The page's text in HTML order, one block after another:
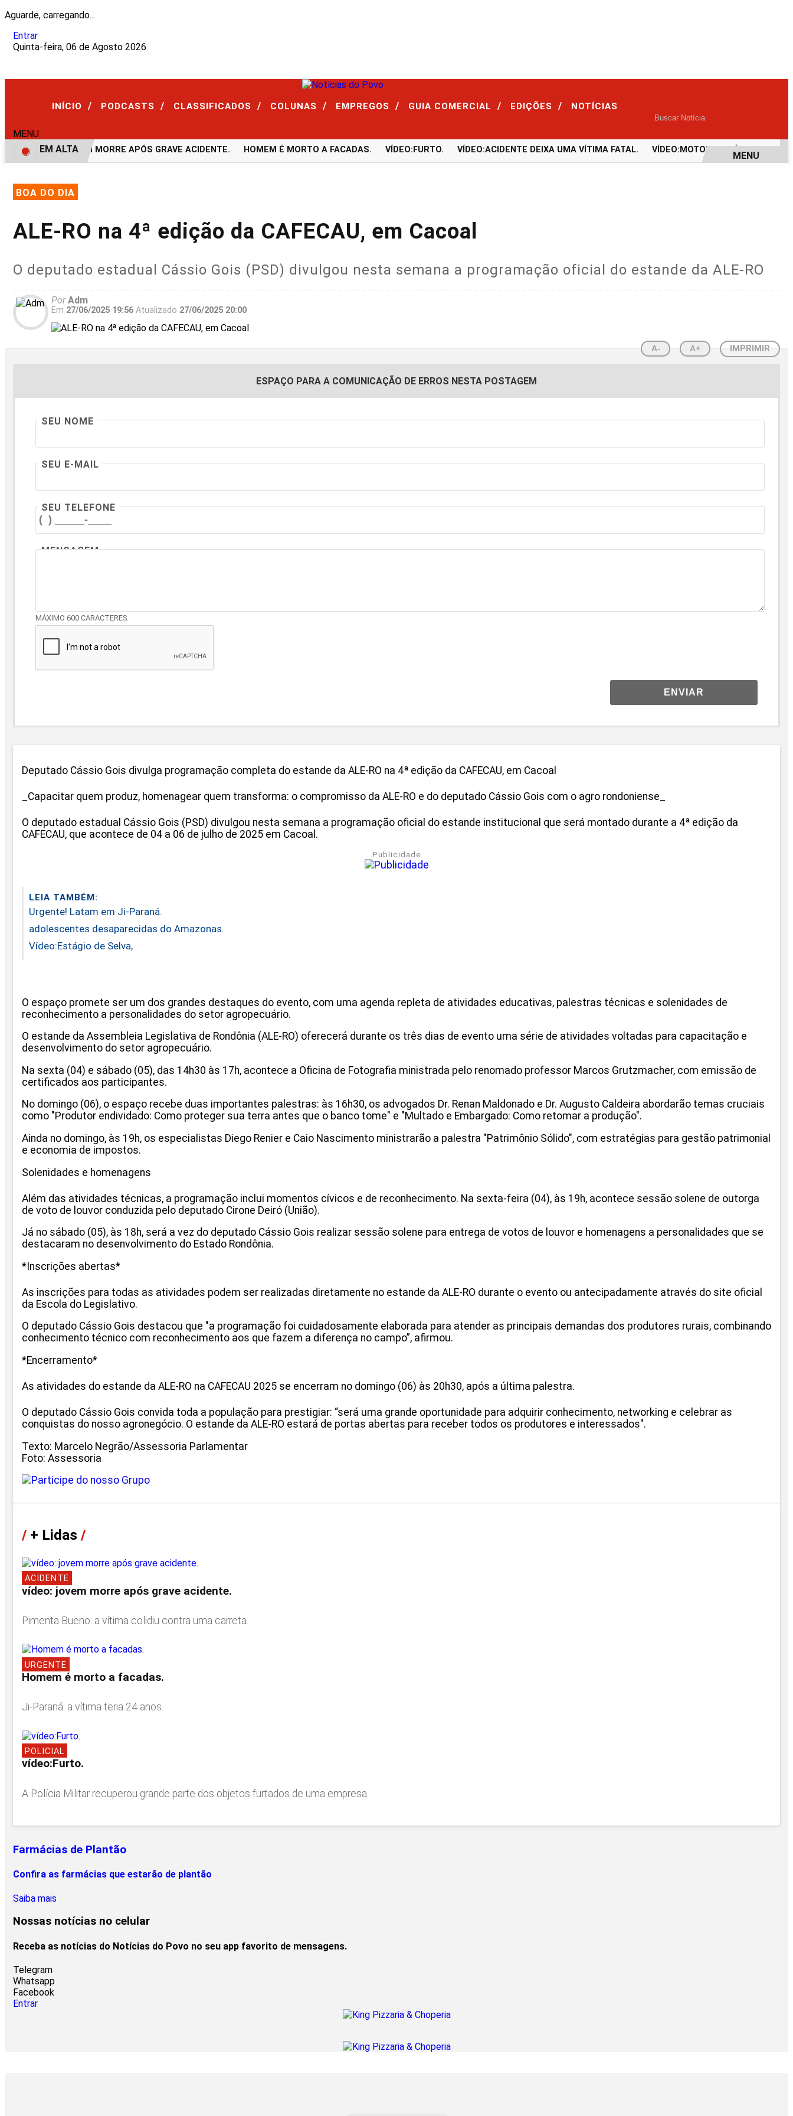
Aguarde, carregando...
Entrar
Quinta-feira, 06 de Agosto 2026
INÍCIO / PODCASTS / CLASSIFICADOS / COLUNAS / EMPREGOS / GUIA COMERCIAL / EDIÇÕES / NOTÍCIAS
MENU
VÍDEO: JOVEM MORRE APÓS GRAVE ACIDENTE. HOMEM É MORTO A FACADAS. VÍDEO:FURTO. VÍDEO:ACIDENTE DEIXA UMA VÍTIMA FATAL. VÍDEO:MOTORISTA É
EM ALTA
MENU
BOA DO DIA
ALE-RO na 4ª edição da CAFECAU, em Cacoal
O deputado estadual Cássio Gois (PSD) divulgou nesta semana a programação oficial do estande da ALE-RO
PorAdm
Em 27/06/2025 19:56 Atualizado 27/06/2025 20:00
A- A+ IMPRIMIR
ESPAÇO PARA A COMUNICAÇÃO DE ERROS NESTA POSTAGEM
SEU NOME
SEU E-MAIL
SEU TELEFONE
MENSAGEM
MÁXIMO 600 CARACTERES.
ENVIAR
Deputado Cássio Gois divulga programação completa do estande da ALE-RO na 4ª edição da CAFECAU, em Cacoal
_Capacitar quem produz, homenagear quem transforma: o compromisso da ALE-RO e do deputado Cássio Gois com o agro rondoniense_
O deputado estadual Cássio Gois (PSD) divulgou nesta semana a programação oficial do estande institucional que será montado durante a 4ª edição da
CAFECAU, que acontece de 04 a 06 de julho de 2025 em Cacoal.
Publicidade
LEIA TAMBÉM:
Urgente! Latam em Ji-Paraná.
adolescentes desaparecidas do Amazonas.
Vídeo:Estágio de Selva,
O espaço promete ser um dos grandes destaques do evento, com uma agenda repleta de atividades educativas, palestras técnicas e solenidades de
reconhecimento a personalidades do setor agropecuário.
O estande da Assembleia Legislativa de Rondônia (ALE-RO) oferecerá durante os três dias de evento uma série de atividades voltadas para capacitação e
desenvolvimento do setor agropecuário.
Na sexta (04) e sábado (05), das 14h30 às 17h, acontece a Oficina de Fotografia ministrada pelo renomado professor Marcos Grutzmacher, com emissão de
certificados aos participantes.
No domingo (06), o espaço recebe duas importantes palestras: às 16h30, os advogados Dr. Renan Maldonado e Dr. Augusto Caldeira abordarão temas cruciais
como "Produtor endividado: Como proteger sua terra antes que o banco tome" e "Multado e Embargado: Como retomar a produção".
Ainda no domingo, às 19h, os especialistas Diego Renier e Caio Nascimento ministrarão a palestra "Patrimônio Sólido", com estratégias para gestão patrimonial
e economia de impostos.
Solenidades e homenagens
Além das atividades técnicas, a programação inclui momentos cívicos e de reconhecimento. Na sexta-feira (04), às 19h, acontece sessão solene de outorga
de voto de louvor conduzida pelo deputado Cirone Deiró (União).
Já no sábado (05), às 18h, será a vez do deputado Cássio Gois realizar sessão solene para entrega de votos de louvor e homenagens a personalidades que se
destacaram no desenvolvimento do Estado Rondônia.
*Inscrições abertas*
As inscrições para todas as atividades podem ser realizadas diretamente no estande da ALE-RO durante o evento ou antecipadamente através do site oficial
da Escola do Legislativo.
O deputado Cássio Gois destacou que "a programação foi cuidadosamente elaborada para atender as principais demandas dos produtores rurais, combinando
conhecimento técnico com reconhecimento aos que fazem a diferença no campo”, afirmou.
*Encerramento*
As atividades do estande da ALE-RO na CAFECAU 2025 se encerram no domingo (06) às 20h30, após a última palestra.
O deputado Cássio Gois convida toda a população para prestigiar: “será uma grande oportunidade para adquirir conhecimento, networking e celebrar as
conquistas do nosso agronegócio. O estande da ALE-RO estará de portas abertas para receber todos os produtores e interessados".
Texto: Marcelo Negrão/Assessoria Parlamentar
Foto: Assessoria
/+ Lidas /
ACIDENTE
vídeo: jovem morre após grave acidente.
Pimenta Bueno: a vítima colidiu contra uma carreta.
URGENTE
Homem é morto a facadas.
Ji-Paraná: a vítima teria 24 anos.
POLICIAL
vídeo:Furto.
A Polícia Militar recuperou grande parte dos objetos furtados de uma empresa.
Farmácias de Plantão
Confira as farmácias que estarão de plantão
Saiba mais
Nossas notícias no celular
Receba as notícias do Notícias do Povo no seu app favorito de mensagens.
Telegram
Whatsapp
Facebook
Entrar